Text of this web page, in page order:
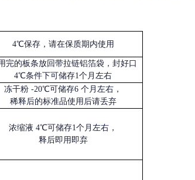
4℃保存，请在保质期内使用
完的板条放回带拉链铝箔袋，封好口
4℃条件下可储存1个月左右
冻干粉 -20℃可储存6 个月左右，
稀释后的标准品使用后请丢弃
浓缩液 4℃可储存1个月左右，
释后即用即弃